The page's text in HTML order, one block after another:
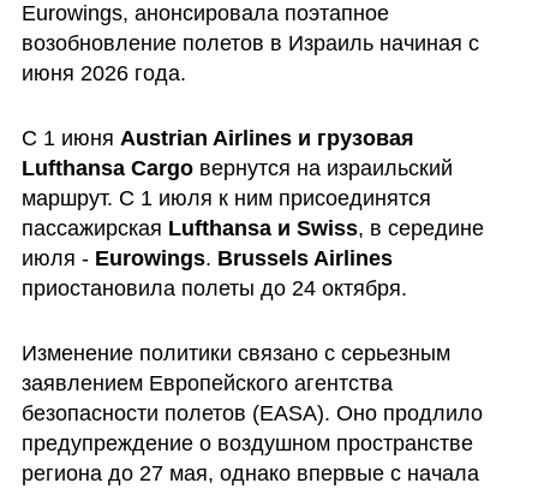
Eurowings, анонсировала поэтапное
возобновление полетов в Израиль начиная с
июня 2026 года.
С 1 июня Austrian Airlines и грузовая
Lufthansa Cargo вернутся на израильский
маршрут. С 1 июля к ним присоединятся
пассажирская Lufthansa и Swiss, в середине
июля - Eurowings. Brussels Airlines
приостановила полеты до 24 октября.
Изменение политики связано с серьезным
заявлением Европейского агентства
безопасности полетов (EASA). Оно продлило
предупреждение о воздушном пространстве
региона до 27 мая, однако впервые с начала